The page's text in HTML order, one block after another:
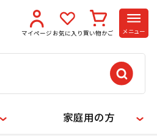
マイページ お気に入り 買い物かご メニュー
家庭用の方